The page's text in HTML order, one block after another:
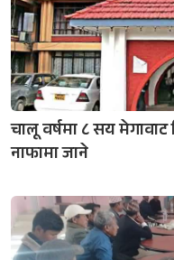
चालू वर्षमा ८ सय मेगावाट
नाफामा जाने